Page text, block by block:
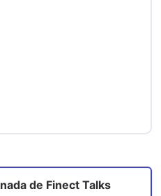
de Finect Talks